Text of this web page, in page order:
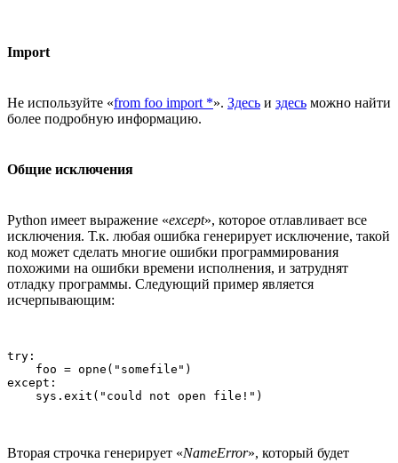
Import
Не используйте «from foo import *». Здесь и здесь можно найти
более подробную информацию.
Общие исключения
Python имеет выражение «except», которое отлавливает все
исключения. Т.к. любая ошибка генерирует исключение, такой
код может сделать многие ошибки программирования
похожими на ошибки времени исполнения, и затруднят
отладку программы. Следующий пример является
исчерпывающим:
try:
foo = opne("somefile")
except:
Вторая строчка генерирует «NameError», который будет